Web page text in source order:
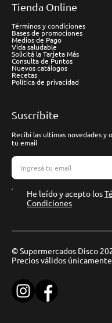
Tienda Online
Términos y condiciones
Bases de promociones
Medios de Pago
Vida saludable
Solicitá la Tarjeta Más
Consulta de Puntos
Nuevos catálogos
Recetas
Política de privacidad
Suscríbite
Recibí las ultimas novedades
tu email
He leído y acepto los
Condiciones
© Supermercados Disco
Precios válidos